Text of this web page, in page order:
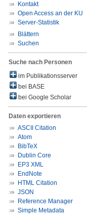
Kontakt
Open Access an der KU
Server-Statistik
Blättern
Suchen
Suche nach Personen
im Publikationsserver
bei BASE
bei Google Scholar
Daten exportieren
ASCII Citation
Atom
BibTeX
Dublin Core
EP3 XML
EndNote
HTML Citation
JSON
Reference Manager
Simple Metadata